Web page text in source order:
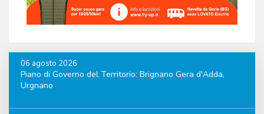
06 agosto 2026
Piano di Governo del Territorio: Brignano Gera d'Adda,
Urgnano